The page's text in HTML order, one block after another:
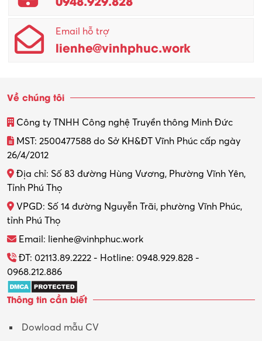
Email hỗ trợ
lienhe@vinhphuc.work
Về chúng tôi
Công ty TNHH Công nghệ Truyền thông Minh Đức
MST: 2500477588 do Sở KH&ĐT Vĩnh Phúc cấp ngày
26/4/2012
Địa chỉ: Số 83 đường Hùng Vương, Phường Vĩnh Yên,
Tỉnh Phú Thọ
VPGD: Số 14 đường Nguyễn Trãi, phường Vĩnh Phúc,
tỉnh Phú Thọ
Email: lienhe@vinhphuc.work
ĐT: 02113.89.2222 - Hotline: 0948.929.828 -
0968.212.886
Thông tin cần biết
Dowload mẫu CV